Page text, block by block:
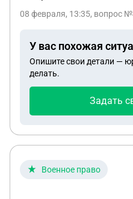
08 февраля, 13:35, вопрос
У вас похожая
Опишите свои детали —
делать.
Задать
Военное право